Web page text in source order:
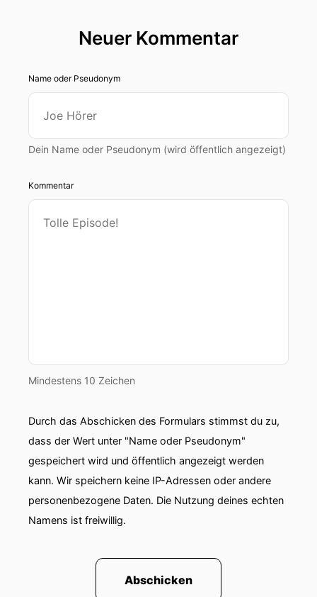
Neuer Kommentar
Name oder Pseudonym
Dein Name oder Pseudonym (wird öffentlich angezeigt)
Kommentar
Mindestens 10 Zeichen
Durch das Abschicken des Formulars stimmst du zu,
dass der Wert unter "Name oder Pseudonym"
gespeichert wird und öffentlich angezeigt werden
kann. Wir speichern keine IP-Adressen oder andere
personenbezogene Daten. Die Nutzung deines echten
Namens ist freiwillig.
Abschicken